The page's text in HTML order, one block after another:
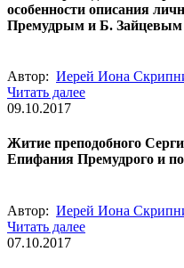
особенности описания
Премудрым и Б. Зайцевым
Автор: Иерей Иона
Читать далее
09.10.2017
Житие преподобного
Епифания Премудрого и
Автор: Иерей Иона
Читать далее
07.10.2017